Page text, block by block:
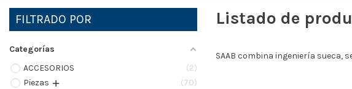
Listado de
SAAB combina ingeniería sueca,
FILTRADO POR
Categorías
ACCESORIOS
2
Pіezas
70